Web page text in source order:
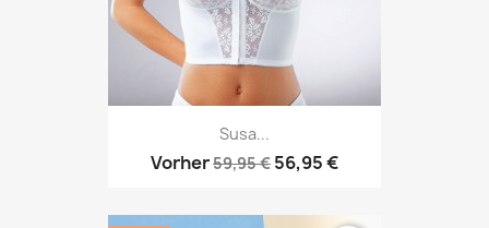
Susa...
Vorher59,95 € 56,95 €